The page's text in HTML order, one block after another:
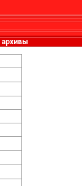
архивы